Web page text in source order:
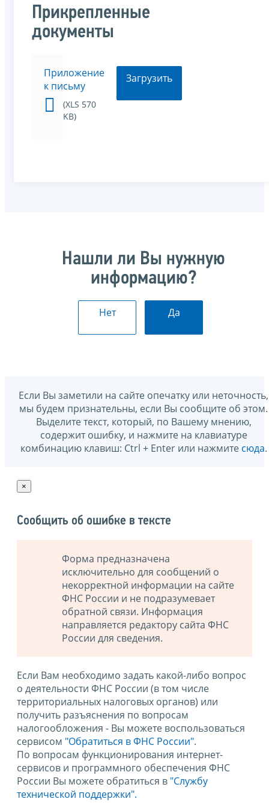
Прикрепленные
документы
Приложение
к письму
(XLS 570
KB)
Загрузить
Нашли ли Вы нужную
информацию?
Нет Да
Если Вы заметили на сайте опечатку или неточность,
мы будем признательны, если Вы сообщите об этом.
Выделите текст, который, по Вашему мнению,
содержит ошибку, и нажмите на клавиатуре
комбинацию клавиш: Ctrl + Enter или нажмите сюда.
×
Сообщить об ошибке в тексте
Форма предназначена
исключительно для сообщений о
некорректной информации на сайте
ФНС России и не подразумевает
обратной связи. Информация
направляется редактору сайта ФНС
России для сведения.
Если Вам необходимо задать какой-либо вопрос
о деятельности ФНС России (в том числе
территориальных налоговых органов) или
получить разъяснения по вопросам
налогообложения - Вы можете воспользоваться
сервисом "Обратиться в ФНС России".
По вопросам функционирования интернет-
сервисов и программного обеспечения ФНС
России Вы можете обратиться в "Службу
технической поддержки".